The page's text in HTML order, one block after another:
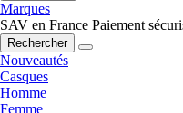
Marques
SAV en France Paiement
Rechercher
Nouveautés
Casques
Homme
Femme